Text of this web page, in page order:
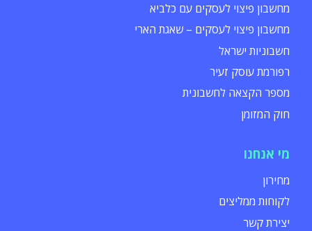
מחשבון פיצוי לעסקים עם כלביא
מחשבון פיצוי לעסקים – שאגת הארי
חשבוניות ישראל
רפורמת עוסק זעיר
מספר הקצאה לחשבונית
חוק המזומן
מי אנחנו
מחירון
לקוחות ממליצים
יצירת קשר